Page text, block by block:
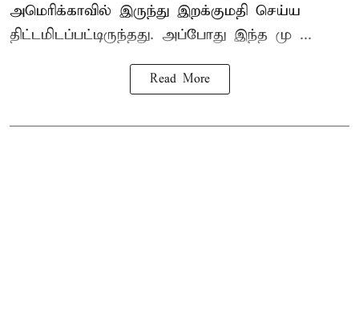
அமெரிக்காவில் இருந்து இறக்குமதி செய்ய
திட்டமிடப்பட்டிருந்தது. அப்போது இந்த மு ...
Read More